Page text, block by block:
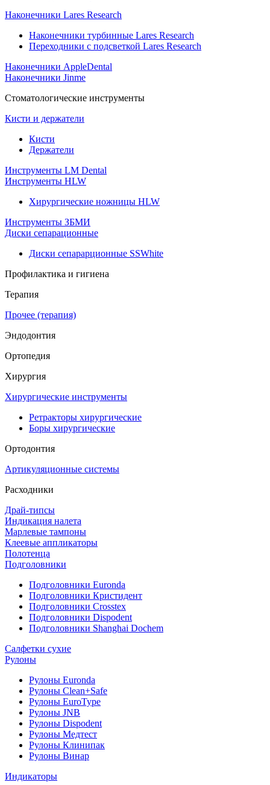
Наконечники Lares Research
Наконечники турбинные Lares Research
Переходники с подсветкой Lares Research
Наконечники AppleDental
Наконечники Jinme
Стоматологические инструменты
Кисти и держатели
Кисти
Держатели
Инструменты LM Dental
Инструменты HLW
Хирургические ножницы HLW
Инструменты ЗБМИ
Диски сепарационные
Диски сепарарционные SSWhite
Профилактика и гигиена
Терапия
Прочее (терапия)
Эндодонтия
Ортопедия
Хирургия
Хирургические инструменты
Ретракторы хирургические
Боры хирургические
Ортодонтия
Артикуляционные системы
Расходники
Драй-типсы
Индикация налета
Марлевые тампоны
Клеевые аппликаторы
Полотенца
Подголовники
Подголовники Euronda
Подголовники Кристидент
Подголовники Crosstex
Подголовники Dispodent
Подголовники Shanghai Dochem
Салфетки сухие
Рулоны
Рулоны Euronda
Рулоны Clean+Safe
Рулоны EuroType
Рулоны JNB
Рулоны Dispodent
Рулоны Медтест
Рулоны Клинипак
Рулоны Винар
Индикаторы